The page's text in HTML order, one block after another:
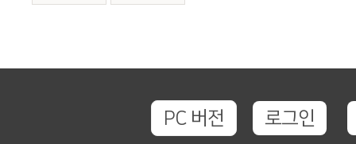
PC 버전 로그인